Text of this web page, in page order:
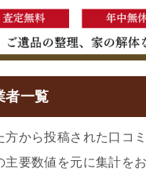
者一覧
から投稿された口コ
要数値を元に集計を